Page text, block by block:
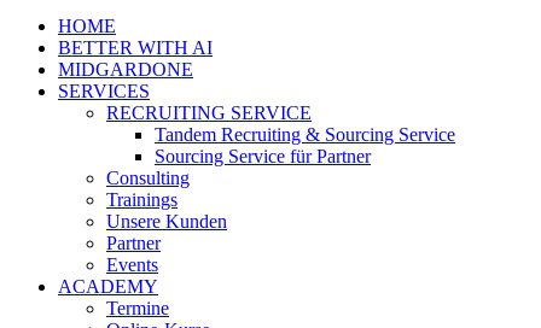
HOME
BETTER WITH AI
MIDGARDONE
SERVICES
RECRUITING SERVICE
Tandem Recruiting & Sourcing Service
Sourcing Service für Partner
Consulting
Trainings
Unsere Kunden
Partner
Events
ACADEMY
Termine